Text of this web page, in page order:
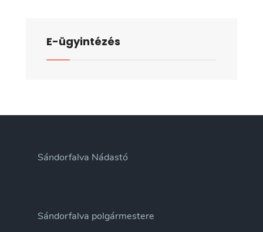
E-ügyintézés
Sándorfalva Nádastó
Sándorfalva polgármestere